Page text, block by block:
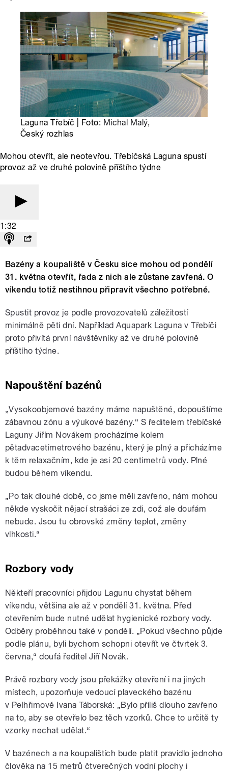
Laguna Třebíč | Foto: Michal Malý,
Český rozhlas
Mohou otevřít, ale neotevřou. Třebíčská Laguna spustí
provoz až ve druhé polovině příštího týdne
1:32
Bazény a koupaliště v Česku sice mohou od pondělí
31. května otevřít, řada z nich ale zůstane zavřená. O
víkendu totiž nestihnou připravit všechno potřebné.
Spustit provoz je podle provozovatelů záležitostí
minimálně pěti dní. Například Aquapark Laguna v Třebíči
proto přivítá první návštěvníky až ve druhé polovině
příštího týdne.
Napouštění bazénů
„Vysokoobjemové bazény máme napuštěné, dopouštíme
zábavnou zónu a výukové bazény.“ S ředitelem třebíčské
Laguny Jiřím Novákem procházíme kolem
pětadvacetimetrového bazénu, který je plný a přicházíme
k těm relaxačním, kde je asi 20 centimetrů vody. Plné
budou během víkendu.
„Po tak dlouhé době, co jsme měli zavřeno, nám mohou
někde vyskočit nějací strašáci ze zdi, což ale doufám
nebude. Jsou tu obrovské změny teplot, změny
vlhkosti.“
Rozbory vody
Někteří pracovníci přijdou Lagunu chystat během
víkendu, většina ale až v pondělí 31. května. Před
otevřením bude nutné udělat hygienické rozbory vody.
Odběry proběhnou také v pondělí. „Pokud všechno půjde
podle plánu, byli bychom schopni otevřít ve čtvrtek 3.
června,“ doufá ředitel Jiří Novák.
Právě rozbory vody jsou překážky otevření i na jiných
místech, upozorňuje vedoucí plaveckého bazénu
v Pelhřimově Ivana Táborská: „Bylo příliš dlouho zavřeno
na to, aby se otevřelo bez těch vzorků. Chce to určitě ty
vzorky nechat udělat.“
V bazénech a na koupalištích bude platit pravidlo jednoho
člověka na 15 metrů čtverečných vodní plochy i